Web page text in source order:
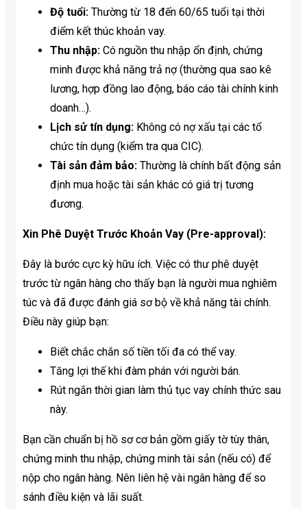
Độ tuổi: Thường từ 18 đến 60/65 tuổi tại thời
điểm kết thúc khoản vay.
Thu nhập: Có nguồn thu nhập ổn định, chứng
minh được khả năng trả nợ (thường qua sao kê
lương, hợp đồng lao động, báo cáo tài chính kinh
doanh…).
Lịch sử tín dụng: Không có nợ xấu tại các tổ
chức tín dụng (kiểm tra qua CIC).
Tài sản đảm bảo: Thường là chính bất động sản
định mua hoặc tài sản khác có giá trị tương
đương.
Xin Phê Duyệt Trước Khoản Vay (Pre-approval):
Đây là bước cực kỳ hữu ích. Việc có thư phê duyệt
trước từ ngân hàng cho thấy bạn là người mua nghiêm
túc và đã được đánh giá sơ bộ về khả năng tài chính.
Điều này giúp bạn:
Biết chắc chắn số tiền tối đa có thể vay.
Tăng lợi thế khi đàm phán với người bán.
Rút ngắn thời gian làm thủ tục vay chính thức sau
này.
Bạn cần chuẩn bị hồ sơ cơ bản gồm giấy tờ tùy thân,
chứng minh thu nhập, chứng minh tài sản (nếu có) để
nộp cho ngân hàng. Nên liên hệ vài ngân hàng để so
sánh điều kiện và lãi suất.